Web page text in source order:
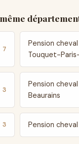
7
Pension
Touquet-
3
Pension
Beaurains
3 Pension